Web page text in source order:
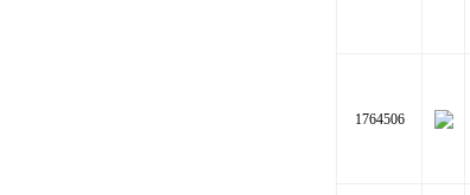
1764506